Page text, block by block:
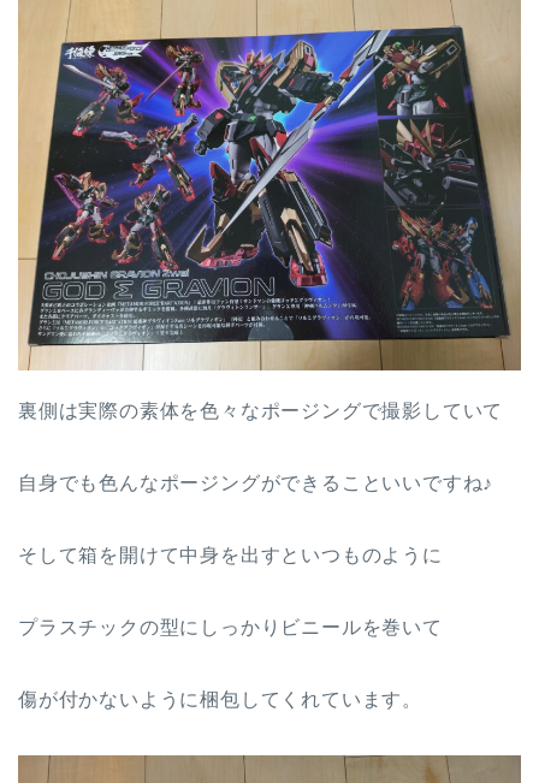
裏側は実際の素体を色々なポージングで撮影していて
自身でも色んなポージングができることいいですね♪
そして箱を開けて中身を出すといつものように
プラスチックの型にしっかりビニールを巻いて
傷が付かないように梱包してくれています。